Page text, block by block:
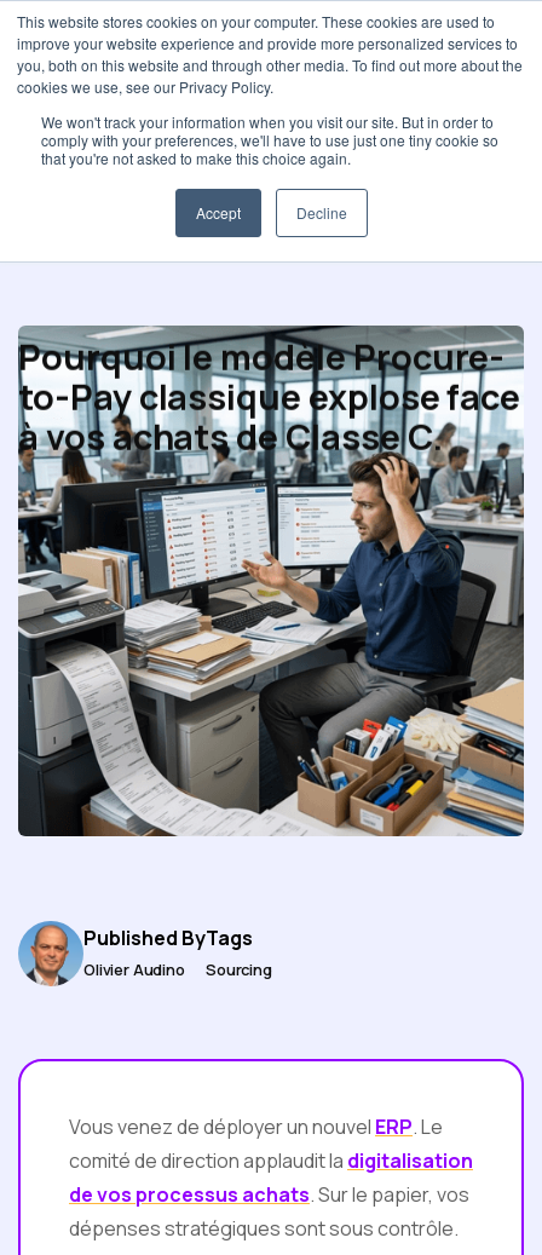
This website stores cookies on your computer. These cookies are used to
improve your website experience and provide more personalized services to
you, both on this website and through other media. To find out more about the
cookies we use, see our Privacy Policy.
We won't track your information when you visit our site. But in order to
comply with your preferences, we'll have to use just one tiny cookie so
that you're not asked to make this choice again.
Accept Decline
Performance achat
Pourquoi le modèle Procure-
to-Pay classique explose face
à vos achats de Classe C.
Published By
Olivier Audino
Tags
Sourcing
Vous venez de déployer un nouvel ERP. Le
comité de direction applaudit la digitalisation
de vos processus achats. Sur le papier, vos
dépenses stratégiques sont sous contrôle.